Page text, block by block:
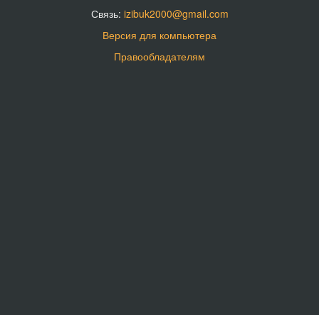
Связь: izibuk2000@gmail.com
Версия для компьютера
Правообладателям